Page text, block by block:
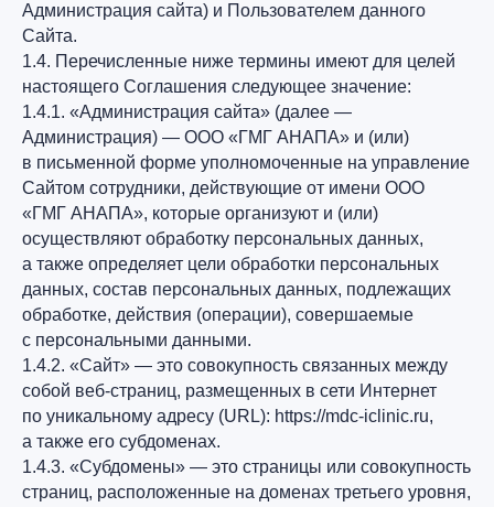
Администрация сайта) и Пользователем данного
Сайта.
1.4. Перечисленные ниже термины имеют для целей
настоящего Соглашения следующее значение:
1.4.1. «Администрация сайта» (далее —
Администрация) — ООО «ГМГ АНАПА» и (или)
в письменной форме уполномоченные на управление
Сайтом сотрудники, действующие от имени ООО
«ГМГ АНАПА», которые организуют и (или)
осуществляют обработку персональных данных,
а также определяет цели обработки персональных
данных, состав персональных данных, подлежащих
обработке, действия (операции), совершаемые
с персональными данными.
1.4.2. «Сайт» — это совокупность связанных между
собой веб-страниц, размещенных в сети Интернет
по уникальному адресу (URL): https://mdc-iclinic.ru,
а также его субдоменах.
1.4.3. «Субдомены» — это страницы или совокупность
страниц, расположенные на доменах третьего уровня,